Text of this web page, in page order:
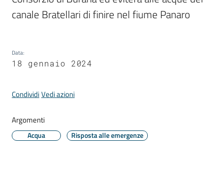
A
l
r
t
e
Data:
18 gennaio 2024
CondividiVedi azioni
Argomenti
Acqua Risposta alle emergenze